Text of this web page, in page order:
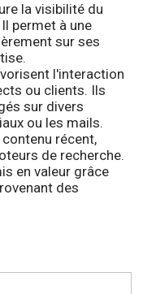
la visibilité du
permet à une
sur ses
l'interaction
ou clients. Ils
sur divers
ou les mails.
récent,
de recherche.
en valeur grâce
des